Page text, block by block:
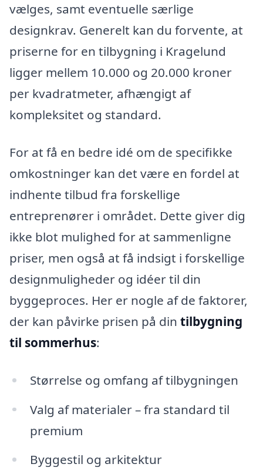
vælges, samt eventuelle særlige
designkrav. Generelt kan du forvente, at
priserne for en tilbygning i Kragelund
ligger mellem 10.000 og 20.000 kroner
per kvadratmeter, afhængigt af
kompleksitet og standard.
For at få en bedre idé om de specifikke
omkostninger kan det være en fordel at
indhente tilbud fra forskellige
entreprenører i området. Dette giver dig
ikke blot mulighed for at sammenligne
priser, men også at få indsigt i forskellige
designmuligheder og idéer til din
byggeproces. Her er nogle af de faktorer,
der kan påvirke prisen på din tilbygning
til sommerhus:
Størrelse og omfang af tilbygningen
Valg af materialer – fra standard til
premium
Byggestil og arkitektur